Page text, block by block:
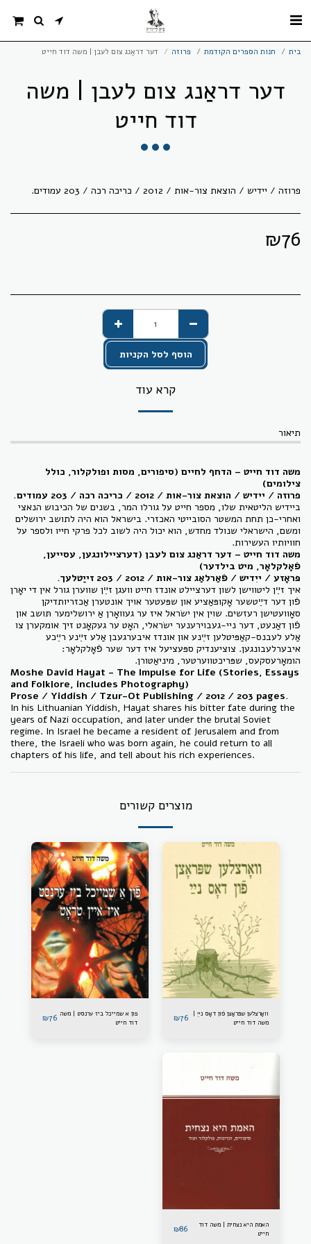
בית חנות הספרים הקודמת פרוזה דער דראַנג צום לעבן | משה דוד חייט
דער דראַנג צום לעבן | משה
דוד חייט
פרוזה / יידיש / הוצאת צור-אות / 2012 / כריכה רכה / 203 עמודים.
₪76
הוסף לסל הקניות
קרא עוד
תיאור
משה דוד חייט – הדחף לחיים (סיפורים, מסות ופולקלור, כולל
צילומים)
פרוזה / יידיש / הוצאת צור-אות / 2012 / כריכה רכה / 203 עמודי
ם.
ביידיש הליטאית שלו, מספר חייט על גורלו המר, בשנים של הכיבוש הנאצי
ואחרי-כן תחת המשטר הסובייטי האכזרי. בישראל הוא היה לתושב ירושלים
ומשם, הישראלי שנולד מחדש, הוא יכול היה לשוב לכל פרקי חייו ולספר על
חוויותיו העשירות.
משה דוד חייט – דער דראַנג צום לעבן (דערציילונגען, עסייען,
פֿאָלקלאָר, מיט בילדער)
פּראָזע / ייִדיש / פֿאַרלאַג צור-אות / 2012 / 203 זייַטלעך.
איך זײַן ליטווישן לשון דערציילט אונדז חייט וועגן זײַן שווערן גורל אין די יאָרן
פֿון דער דײַטשער אָקופּאַציע און שפּעטער אויך אונטערן אַכזריותדיקן
סאָוועטישן רעזשים. שוין אין ישׂראל איז ער געוואָרן אַ ירושלימער תּושב און
פֿון דאַנעט, דער ניי-געבוירענער ישׂראלי, האָט ער געקאָנט זיך אומקערן צו
אַלע לעבנס-קאַפּיטלען זײַנע און אונדז איבערגעבן אַלע זײַנע רײַכע
איבערלעבונגען. צוציענדיק ספּעציעל איז דער שער פֿאָלקלאָר:
הומאָרעסקעס, שפּריכטווערטער, מיניאַטורן.
Moshe David Hayat - The Impulse for Life (Stories, Essays
and Folklore, includes Photography)
Prose / Yiddish / Tzur-Ot Publishing / 2012 / 203 pages.
In his Lithuanian Yiddish, Hayat shares his bitter fate during the
years of Nazi occupation, and later under the brutal Soviet
regime. In Israel he became a resident of Jerusalem and from
there, the Israeli who was born again, he could return to all
chapters of his life, and tell about his rich experiences.
מוצרים קשורים
וואָרצלען שפּראָצן פֿון דאָס נײַ |
משה דוד חייט
₪76
פון א שמייכל ביז ערנסט | משה
דוד חייט
₪76
האמת היא נצחית | משה דוד
חייט
₪86